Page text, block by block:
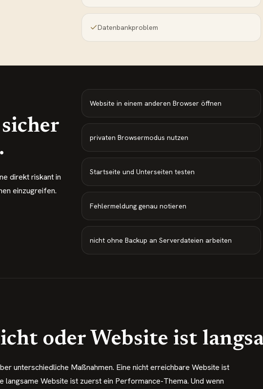
Datenbankproblem
direkt riskant in
einzugreifen.
Website in einem anderen Browser öffnen
privaten Browsermodus nutzen
Startseite und Unterseiten testen
Fehlermeldung genau notieren
nicht ohne Backup an Serverdateien arbeiten
oder Website ist
unterschiedliche Maßnahmen. Eine nicht erreichbare Website ist
langsame Website ist zuerst ein Performance-Thema. Und wenn